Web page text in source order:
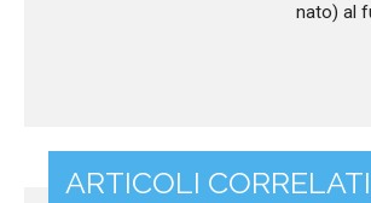
nato) al
ARTICOLI CORRELATI